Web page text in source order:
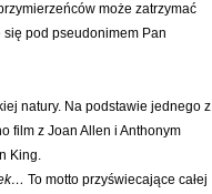
może zatrzymać
pod pseudonimem Pan
natury. Na podstawie jednego z
film z Joan Allen i Anthonym
King.
To motto przyświecające całej